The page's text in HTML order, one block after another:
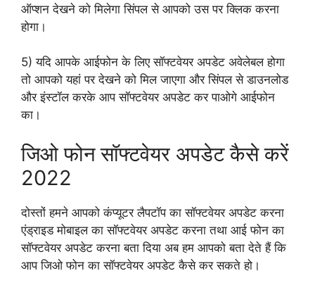
ऑप्शन देखने को मिलेगा सिंपल से आपको उस पर क्लिक करना
होगा।
5) यदि आपके आईफोन के लिए सॉफ्टवेयर अपडेट अवेलेबल होगा
तो आपको यहां पर देखने को मिल जाएगा और सिंपल से डाउनलोड
और इंस्टॉल करके आप सॉफ्टवेयर अपडेट कर पाओगे आईफोन
का।
जिओ फोन सॉफ्टवेयर अपडेट कैसे करें
2022
दोस्तों हमने आपको कंप्यूटर लैपटॉप का सॉफ्टवेयर अपडेट करना
एंड्राइड मोबाइल का सॉफ्टवेयर अपडेट करना तथा आई फोन का
सॉफ्टवेयर अपडेट करना बता दिया अब हम आपको बता देते हैं कि
आप जिओ फोन का सॉफ्टवेयर अपडेट कैसे कर सकते हो।